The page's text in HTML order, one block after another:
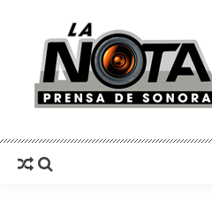
La Nota Prensa De